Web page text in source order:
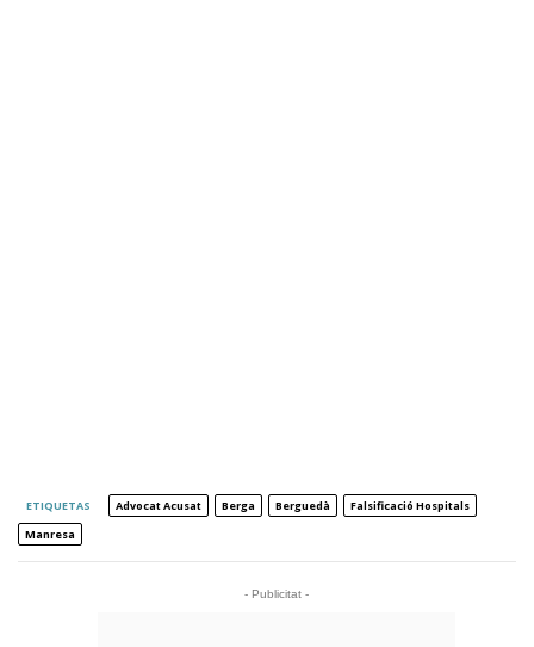
ETIQUETAS Advocat Acusat Berga Berguedà
Falsificació Hospitals
Manresa
- Publicitat -